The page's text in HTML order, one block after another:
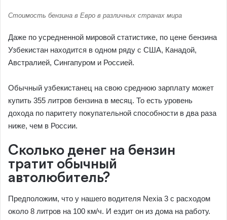
Стоимость бензина в Евро в различных странах мира
Даже по усредненной мировой статистике, по цене бензина
Узбекистан находится в одном ряду с США, Канадой,
Австралией, Сингапуром и Россией.
Обычный узбекистанец на свою среднюю зарплату может
купить 355 литров бензина в месяц. То есть уровень
дохода по паритету покупательной способности в два раза
ниже, чем в России.
Сколько денег на бензин
тратит обычный
автолюбитель?
Предположим, что у нашего водителя Nexia 3 с расходом
около 8 литров на 100 км/ч. И ездит он из дома на работу.